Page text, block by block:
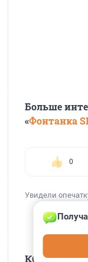
Больше
«Фонтанка
0
Увидели